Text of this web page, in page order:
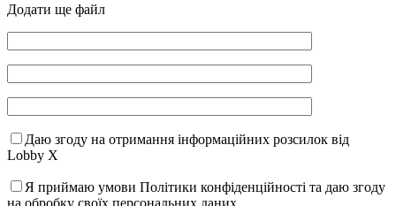
Додати ще файл
Даю згоду на отримання інформаційних розсилок від
Lobby X
Я приймаю умови Політики конфіденційності та даю згоду
на обробку своїх персональних даних